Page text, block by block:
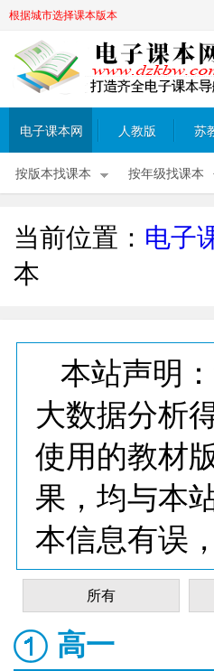
根据城市选择课本版本
电子课本网 人教版 苏
按版本找课本 按年级找课本
当前位置： 电子
本
本站声明：
大数据分析
使用的教材
果，均与本
本信息有误
所有
高一